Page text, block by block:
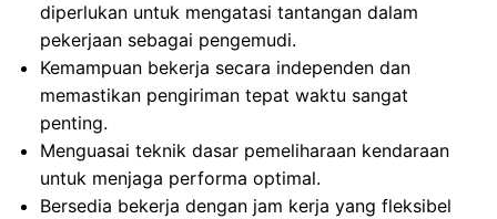
diperlukan untuk mengatasi tantangan dalam
pekerjaan sebagai pengemudi.
Kemampuan bekerja secara independen dan
memastikan pengiriman tepat waktu sangat
penting.
Menguasai teknik dasar pemeliharaan kendaraan
untuk menjaga performa optimal.
Bersedia bekerja dengan jam kerja yang fleksibel